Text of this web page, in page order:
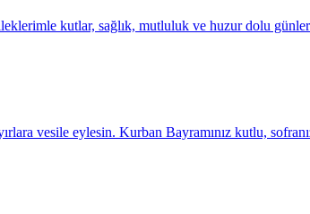
kutlar, sağlık, mutluluk ve huzur dolu
vesile eylesin. Kurban Bayramınız kutlu,